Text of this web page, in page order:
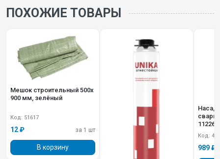
ПОХОЖИЕ ТОВАРЫ
Мешок строительный 500х
900 мм, зелёный
Код: 51617
12 ₽ за 1 шт
В корзину
сварки PP-
11226
Код:
989 ₽